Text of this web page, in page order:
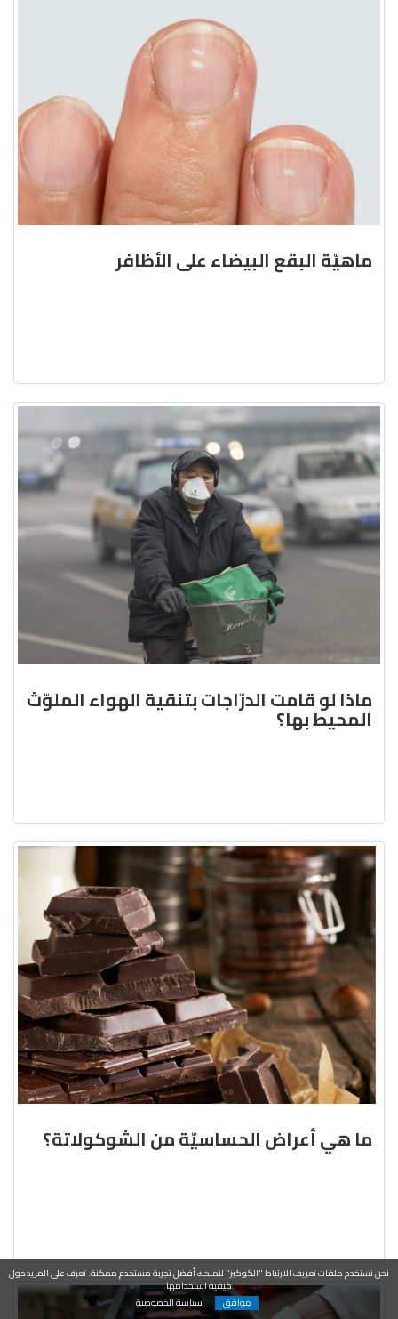
ماهيّة البقع البيضاء على الأظافر
ماذا لو قامت الدرّاجات بتنقية الهواء الملوّث
المحيط بها؟
ما هي أعراض الحساسيّة من الشوكولاتة؟
نحن نستخدم ملفات تعريف الارتباط "الكوكيز" لنمنحك أفضل تجربة مستخدم ممكنة. تعرف على المزيد حول
كيفية استخدامها
موافق
سياسة الخصوصية